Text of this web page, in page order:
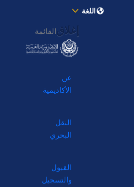
اللغة
إغلاق القائمة
عن
الأكاديمية
النقل
البحري
القبول
والتسجيل